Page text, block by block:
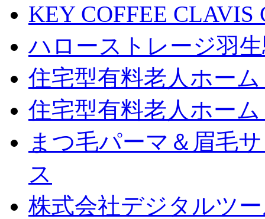
KEY COFFEE
ハローストレージ羽
住宅型有料老人ホー
住宅型有料老人ホー
まつ毛パーマ＆眉毛
ス
株式会社デジタルツ